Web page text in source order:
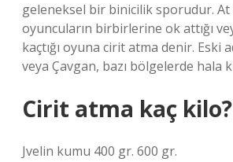
geleneksel bir binicilik sporudur.
oyuncuların birbirlerine ok attığı
kaçtığı oyuna cirit atma denir. Eski
veya Çavgan, bazı bölgelerde hala
Cirit atma kaç kilo?
Jvelin kumu 400 gr. 600 gr.